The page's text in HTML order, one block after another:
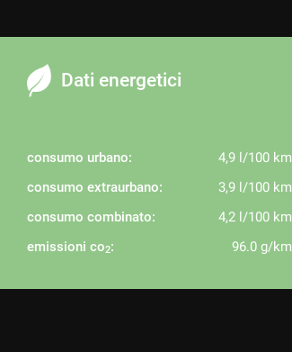
Dati energetici
consumo urbano:
4,9 l/100 km
consumo extraurbano:
3,9 l/100 km
consumo combinato:
4,2 l/100 km
emissioni co2: 96.0 g/km